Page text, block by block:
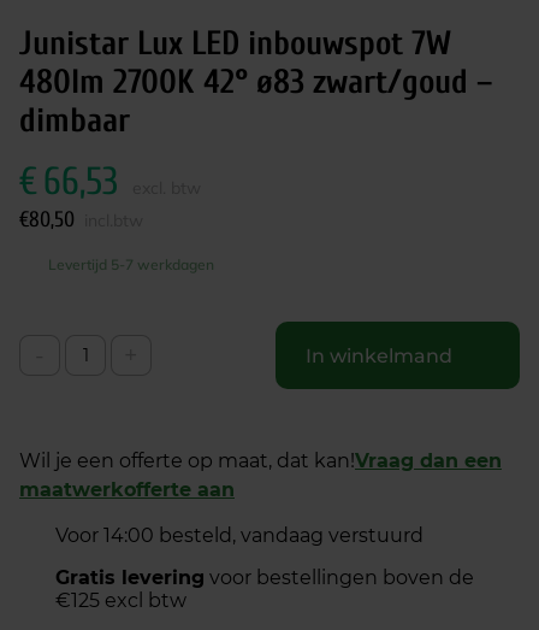
Junistar Lux LED inbouwspot 7W
480lm 2700K 42° ø83 zwart/goud –
dimbaar
€66,53
€80,50
Levertijd 5-7 werkdagen
In winkelmand
Wil je een offerte op maat, dat kan!Vraag dan een
maatwerkofferte aan
Voor 14:00 besteld, vandaag verstuurd
Gratis levering voor bestellingen boven de
€125 excl btw